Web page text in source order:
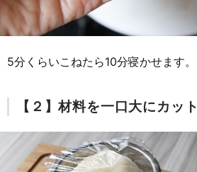
5分くらいこねたら10分寝かせます。
【２】材料を一口大にカット